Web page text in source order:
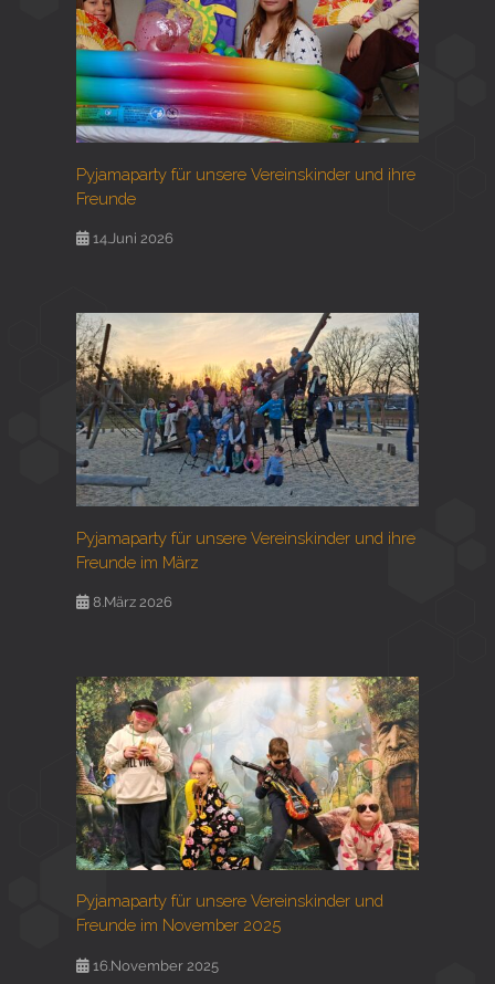
Pyjamaparty für unsere Vereinskinder und ihre
Freunde
14.Juni 2026
Pyjamaparty für unsere Vereinskinder und ihre
Freunde im März
8.März 2026
Pyjamaparty für unsere Vereinskinder und
Freunde im November 2025
16.November 2025